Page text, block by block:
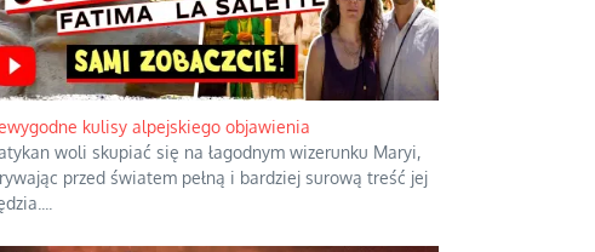
kulisy alpejskiego objawienia
woli skupiać się na łagodnym wizerunku Maryi,
przed światem pełną i bardziej surową treść jej